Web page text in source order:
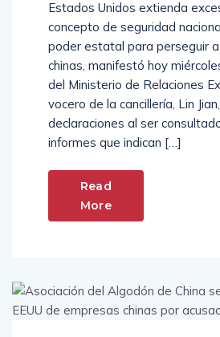
Estados Unidos extienda
concepto de seguridad
poder estatal para perseguir
chinas, manifestó hoy
del Ministerio de Relaciones
vocero de la cancillería, Lin
declaraciones al ser
informes que indican […]
Read
More